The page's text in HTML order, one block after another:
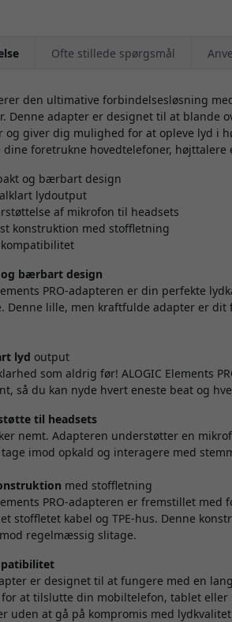
Ofte stillede spørgsmål
den ultimative forbindelsesløsning
Denne adapter er designet til at blande
og giver dig mulighed for at opleve lyd i
foretrukne hovedtelefoner,
og bærbart design
lydoutput
af mikrofon til headsets
konstruktion med stoffletning
bærbart design
PRO-adapteren er din perfekte
Denne lille, men kraftfulde adapter er
lyd output
som aldrig før! ALOGIC Elements
så du kan nyde hvert eneste beat og
til headsets
nemt. Adapteren understøtter en
imod opkald og interagere med
med stoffletning
PRO-adapteren er fremstillet
stoffletet kabel og TPE-hus. Denne
regelmæssig slitage.
er designet til at fungere med en
at tilslutte din mobiltelefon, tablet
uden at gå på kompromis med